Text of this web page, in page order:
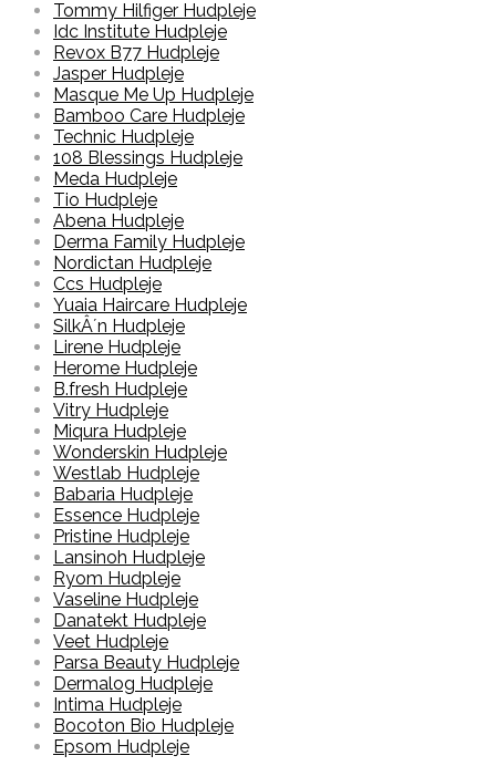
Tommy Hilfiger Hudpleje
Idc Institute Hudpleje
Revox B77 Hudpleje
Jasper Hudpleje
Masque Me Up Hudpleje
Bamboo Care Hudpleje
Technic Hudpleje
108 Blessings Hudpleje
Meda Hudpleje
Tio Hudpleje
Abena Hudpleje
Derma Family Hudpleje
Nordictan Hudpleje
Ccs Hudpleje
Yuaia Haircare Hudpleje
SilkÂ´n Hudpleje
Lirene Hudpleje
Herome Hudpleje
B.fresh Hudpleje
Vitry Hudpleje
Miqura Hudpleje
Wonderskin Hudpleje
Westlab Hudpleje
Babaria Hudpleje
Essence Hudpleje
Pristine Hudpleje
Lansinoh Hudpleje
Ryom Hudpleje
Vaseline Hudpleje
Danatekt Hudpleje
Veet Hudpleje
Parsa Beauty Hudpleje
Dermalog Hudpleje
Intima Hudpleje
Bocoton Bio Hudpleje
Epsom Hudpleje